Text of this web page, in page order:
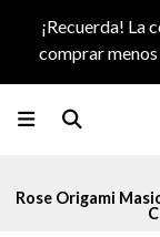
¡Recuerda! La
comprar
Rose Origami